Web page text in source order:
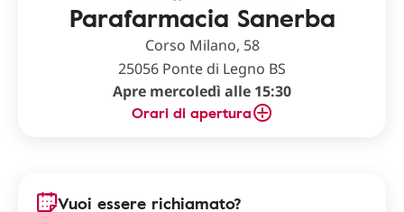
Parafarmacia Sanerba
Corso Milano, 58
25056 Ponte di Legno BS
Apre mercoledì alle 15:30
Orari di apertura
Vuoi essere richiamato?